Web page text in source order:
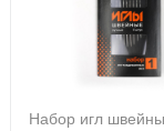
Набор игл